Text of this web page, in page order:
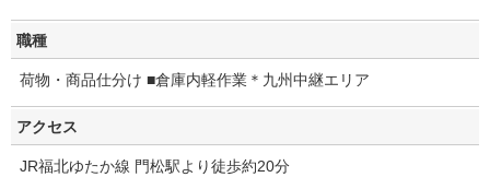
職種
荷物・商品仕分け ■倉庫内軽作業＊九州中継エリア
アクセス
JR福北ゆたか線 門松駅より徒歩約20分